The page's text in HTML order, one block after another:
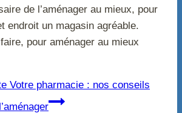
de l’aménager au mieux, pour
endroit un magasin agréable.
pour aménager au mieux
Votre pharmacie : nos conseils